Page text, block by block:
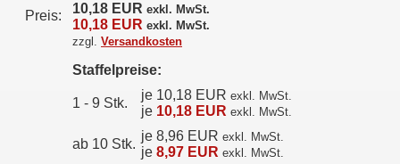
Preis: 10,18 EUR exkl. MwSt.
10,18 EUR exkl. MwSt.
zzgl. Versandkosten
Staffelpreise:
1 - 9 Stk.
je 10,18 EUR exkl. MwSt.
je 10,18 EUR exkl. MwSt.
ab 10 Stk.
je 8,96 EUR exkl. MwSt.
je 8,97 EUR exkl. MwSt.